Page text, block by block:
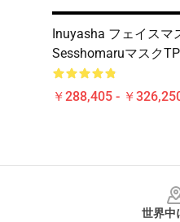
Inuyasha フェイスマ
Sesshomaruマスク
￥288,405 - ￥
世界中